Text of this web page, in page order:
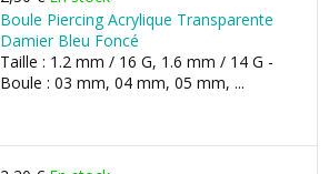
Boule Piercing Acrylique Transparente
Damier Bleu Foncé
Taille : 1.2 mm / 16 G, 1.6 mm / 14 G -
Boule : 03 mm, 04 mm, 05 mm, ...